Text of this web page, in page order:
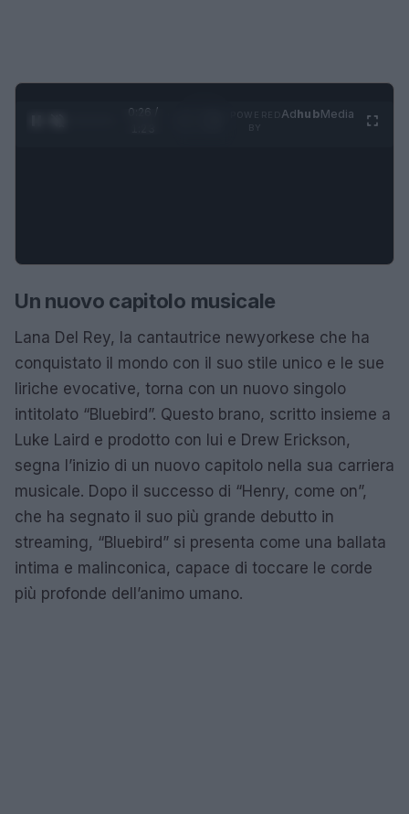
0:27 /
AdhubMedia
Un nuovo capitolo musicale
Lana Del Rey, la cantautrice newyorkese che ha
conquistato il mondo con il suo stile unico e le sue
liriche evocative, torna con un nuovo singolo
intitolato “Bluebird”. Questo brano, scritto insieme a
Luke Laird e prodotto con lui e Drew Erickson,
segna l’inizio di un nuovo capitolo nella sua carriera
musicale. Dopo il successo di “Henry, come on”,
che ha segnato il suo più grande debutto in
streaming, “Bluebird” si presenta come una ballata
intima e malinconica, capace di toccare le corde
più profonde dell’animo umano.